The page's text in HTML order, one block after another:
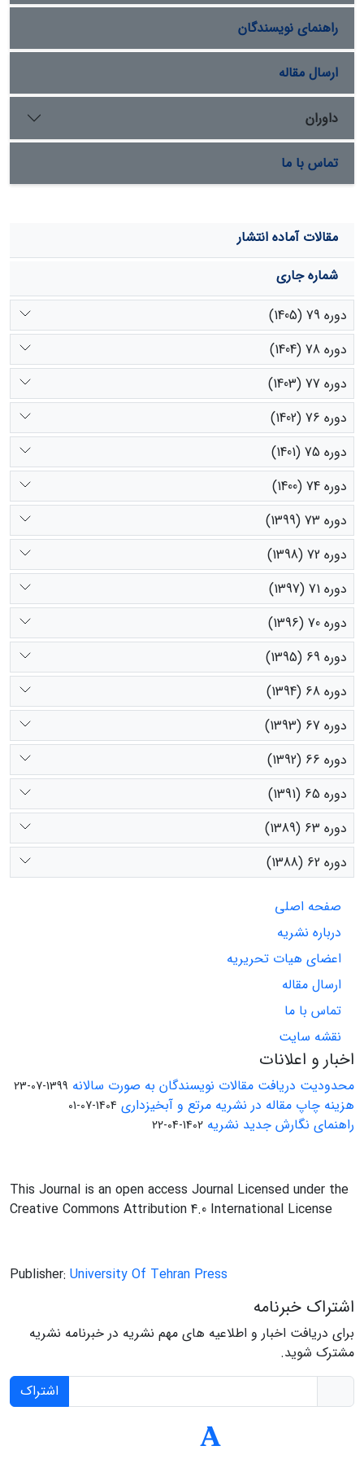
ای روشی مناسب برای تفکیک منشأ آلاینده­ها است. بنابراین،
بایستی اقدامات لازم در خصوص کنترل آلودگی­های انسانی از
منابعی چون فاضلاب شهری اراک، پساب کشاورزی و صنعتی
توسط سازمان­ها و شرکت­های مربوطه صورت گیرد.
راهنمای نویسندگان
ارسال مقاله
داوران
تماس با ما
مقالات آماده انتشار
شماره جاری
دوره 79 (1405)
دوره 78 (1404)
دوره 77 (1403)
دوره 76 (1402)
دوره 75 (1401)
دوره 74 (1400)
دوره 73 (1399)
دوره 72 (1398)
دوره 71 (1397)
دوره 70 (1396)
دوره 69 (1395)
دوره 68 (1394)
دوره 67 (1393)
دوره 66 (1392)
دوره 65 (1391)
دوره 63 (1389)
دوره 62 (1388)
صفحه اصلی
درباره نشریه
اعضای هیات تحریریه
ارسال مقاله
تماس با ما
نقشه سایت
اخبار و اعلانات
محدودیت دریافت مقالات نویسندگان به صورت سالانه 1399-07-23
هزینه چاپ مقاله در نشریه مرتع و آبخیزداری 1404-07-01
راهنمای نگارش جدید نشریه 1402-04-22
This Journal is an open access Journal Licensed under the
Creative Commons Attribution 4.0 International License
Publisher: University Of Tehran Press
اشتراک خبرنامه
برای دریافت اخبار و اطلاعیه های مهم نشریه در خبرنامه نشریه
مشترک شوید.
اشتراک